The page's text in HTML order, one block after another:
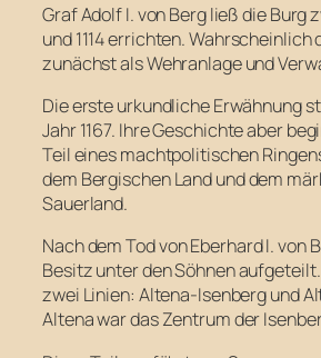
Graf Adolf I. von Berg ließ die Burg
und 1114 errichten. Wahrscheinlich
zunächst als Wehranlage und
Die erste urkundliche Erwähnung
Jahr 1167. Ihre Geschichte aber
Teil eines machtpolitischen
dem Bergischen Land und dem
Sauerland.
Nach dem Tod von Eberhard I. von
Besitz unter den Söhnen
zwei Linien: Altena-Isenberg und
Altena war das Zentrum der